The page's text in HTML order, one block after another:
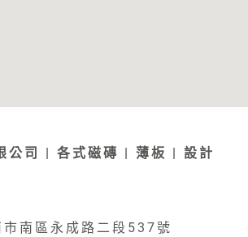
公司 | 各式磁磚 | 薄板 | 設計
市南區永成路二段537號